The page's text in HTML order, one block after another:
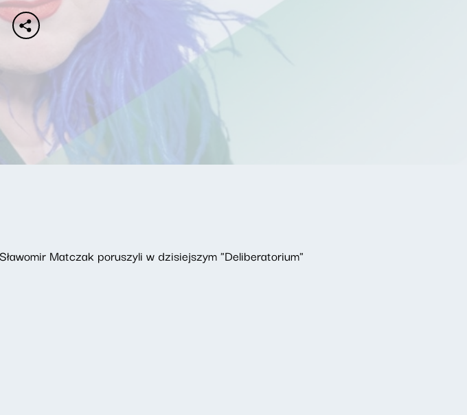
Matczak poruszyli w dzisiejszym "Deliberatorium"